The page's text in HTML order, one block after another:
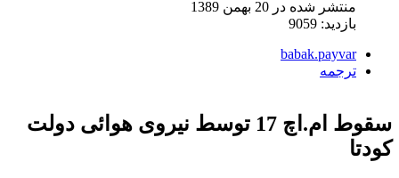
منتشر شده در 20 بهمن 1389
بازدید: 9059
babak.payvar
ترجمه
سقوط ام.اچ 17 توسط نیروی هوائی دولت
کودتا